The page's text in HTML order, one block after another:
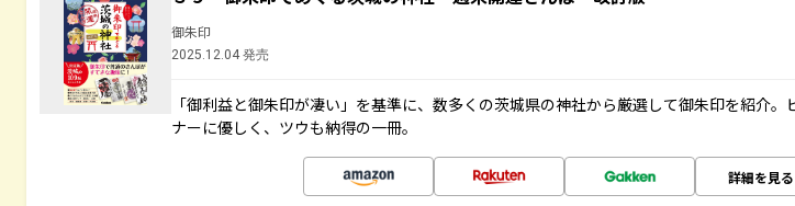
御朱印
2025.12.04 発売
「御利益と御朱印が凄い」を基準に、数多くの茨城県の神社から厳選して御朱印を紹介。
ナーに優しく、ツウも納得の一冊。
詳細を見る